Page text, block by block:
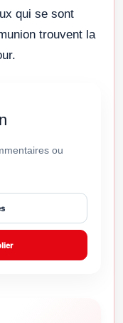
qui se sont
trouvent la
ou